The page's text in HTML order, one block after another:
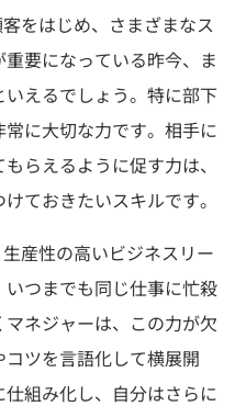
をはじめ、さまざまなス
要になっている昨今、ま
えるでしょう。特に部下
に大切な力です。相手に
らえるように促す力は、
ておきたいスキルです。
産性の高いビジネスリー
つまでも同じ仕事に忙殺
ネジャーは、この力が欠
ツを言語化して横展開
組み化し、自分はさらに